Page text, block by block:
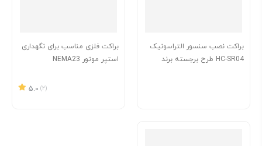
براکت نصب سنسور التراسونیک
HC-SR04 طرح برجسته برند
براکت فلزی مناسب برای نگهداری
استپر موتور NEMA23
5.0 (2)